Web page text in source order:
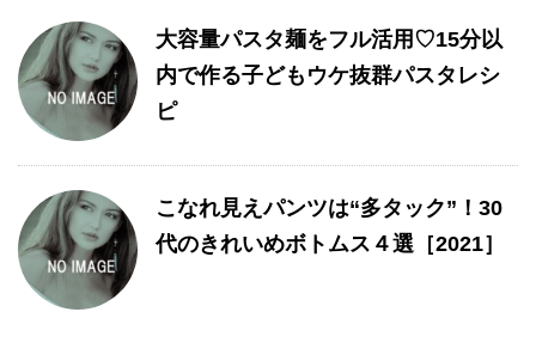
大容量パスタ麺をフル活用♡15分以
内で作る子どもウケ抜群パスタレシ
ピ
こなれ見えパンツは“多タック”！30
代のきれいめボトムス４選［2021］